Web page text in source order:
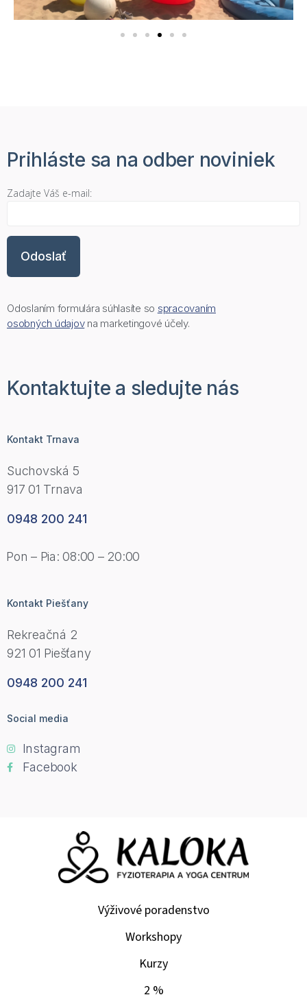
Prihláste sa na odber noviniek
Zadajte Váš e-mail:
Odoslaním formulára súhlasíte so spracovaním
osobných údajovna marketingové účely.
Kontaktujte a sledujte nás
Kontakt Trnava
Suchovská 5
917 01 Trnava
0948 200 241
Pon – Pia: 08:00 – 20:00
Kontakt Piešťany
Rekreačná 2
921 01 Piešťany
0948 200 241
Social media
Instagram
Facebook
Výživové poradenstvo
Workshopy
Kurzy
2 %